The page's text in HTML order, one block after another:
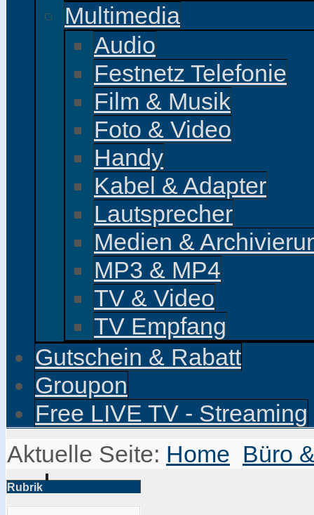
Multimedia
Audio
Festnetz Telefonie
Film & Musik
Foto & Video
Handy
Kabel & Adapter
Lautsprecher
Medien &
MP3 & MP4
TV & Video
TV Empfang
Gutschein & Rabatt
Groupon
Free LIVE TV - Streaming
Aktuelle Seite: Home Büro
Rubrik